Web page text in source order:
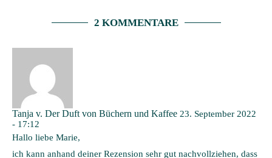
2 KOMMENTARE
Tanja v. Der Duft von Büchern und Kaffee 23. September 2022
- 17:12
Hallo liebe Marie,
ich kann anhand deiner Rezension sehr gut nachvollziehen, dass